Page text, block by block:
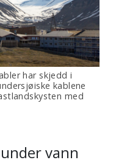
har skjedd i
kablene
med
vann